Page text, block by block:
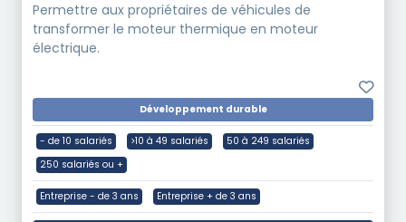
Permettre aux propriétaires de véhicules de
transformer le moteur thermique en moteur
électrique.
Développement durable
- de 10 salariés >10 à 49 salariés
50 à 249 salariés
250 salariés ou +
Entreprise - de 3 ans Entreprise + de 3 ans